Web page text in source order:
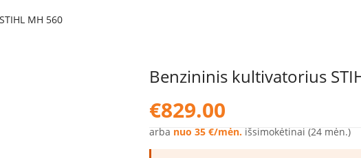
MH 560
Benzininis kultivatorius
€829.00
arba nuo 35 €/mėn. išsimokėtinai (24 mėn.)